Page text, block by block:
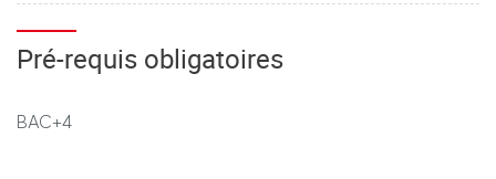
Cet EC constitue le socle neurobiologique nécessaire à
l’analyse et à la modélisation des systèmes intégrés
REGIME STANDARD / DEROGATOIRE
Pré-requis obligatoires
BAC+4